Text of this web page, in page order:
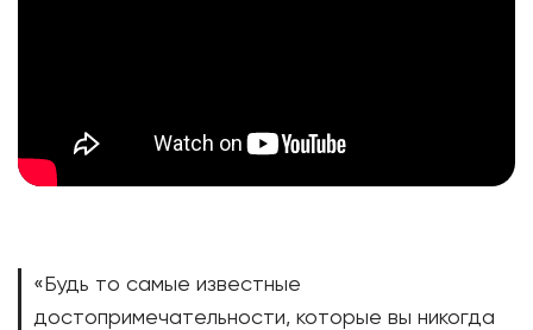
«Будь то самые известные
достопримечательности, которые вы никогда